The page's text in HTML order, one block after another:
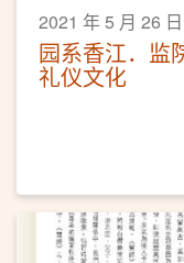
2021 年 5 月 26 日
园系香江．
礼仪文化